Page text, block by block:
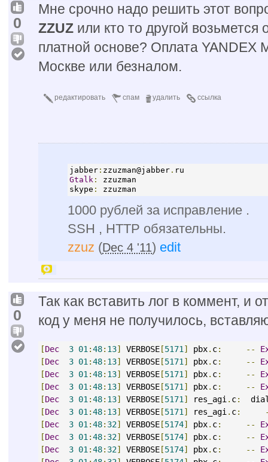
0
Мне срочно надо решить этот
ZZUZ или кто то другой возьмется
платной основе? Оплата YANDEX
Москве или безналом.
ссылка
удалить
спам
редактировать
jabber : zzuzman@jabber . ru
Gtalk :
zzuzman
skype : zzuzman
1000 рублей за исправление .
SSH , HTTP обязательны.
zzuz (Dec 4 '11) edit
0
Так как вставить лог в коммент, и
код у меня не получилось,
[Dec 3 01 :48: 13] VERBOSE[5171 ] pbx. c: --
[Dec 3 01 :48: 13] VERBOSE[5171 ] pbx. c: --
[Dec 3 01 :48: 13] VERBOSE[5171 ] pbx. c: --
[Dec 3 01 :48: 13] VERBOSE[5171 ] pbx. c: --
[Dec 3 01 :48: 13] VERBOSE[5171 ] res_agi . c:
[Dec 3 01 :48: 13] VERBOSE[5171 ] res_agi . c:
[Dec 3 01 :48: 32] VERBOSE[5174] pbx. c: --
[Dec 3 01 :48: 32] VERBOSE[5174] pbx. c: --
[Dec 3 01 :48: 32] VERBOSE[5174] pbx. c: --